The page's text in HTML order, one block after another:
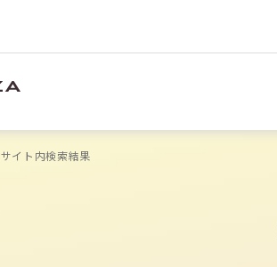
サイト内検索結果